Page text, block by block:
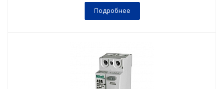
Подробнее